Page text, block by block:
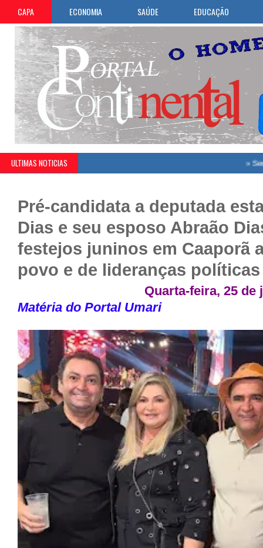
CAPA ECONOMIA SAÚDE EDUCAÇÃO
ULTIMAS NOTICIAS Secretaria de Educação
Pré-candidata a deputada
Dias e seu esposo Abraão
festejos juninos em Caaporã
povo e de lideranças políticas
Quarta-feira, 25 de
Matéria do Portal Umari